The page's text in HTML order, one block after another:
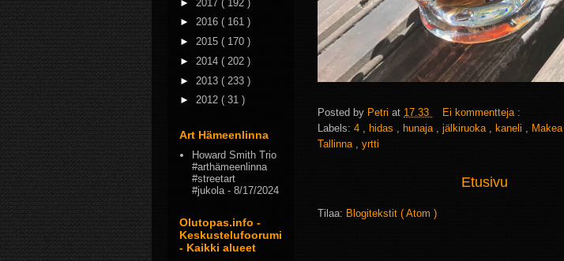
Posted by Petri at 17.33
Ei kommentteja :
Labels: 4 , hidas , hunaja , jälkiruoka , kaneli , Makea
Tallinna , yrtti
Etusivu
Tilaa: Blogitekstit ( Atom )
► 2017 ( 192 )
► 2016 ( 161 )
► 2015 ( 170 )
► 2014 ( 202 )
► 2013 ( 233 )
► 2012 ( 31 )
Art Hämeenlinna
Howard Smith Trio
#arthämeenlinna
#streetart
#jukola- 8/17/2024
Olutopas.info -
Keskustelufoorumi
- Kaikki alueet